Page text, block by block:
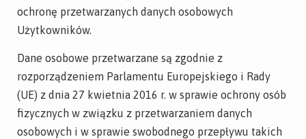
ochronę przetwarzanych danych osobowych
Użytkowników.
Dane osobowe przetwarzane są zgodnie z
rozporządzeniem Parlamentu Europejskiego i Rady
(UE) z dnia 27 kwietnia 2016 r. w sprawie ochrony osób
fizycznych w związku z przetwarzaniem danych
osobowych i w sprawie swobodnego przepływu takich